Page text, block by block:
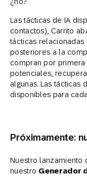
Las tácticas de IA
contactos), Carrito
tácticas relacionadas
posteriores a la
compran por
potenciales,
algunas. Las tácticas
disponibles para
Próximamente:
Nuestro lanzamiento
nuestro Generador